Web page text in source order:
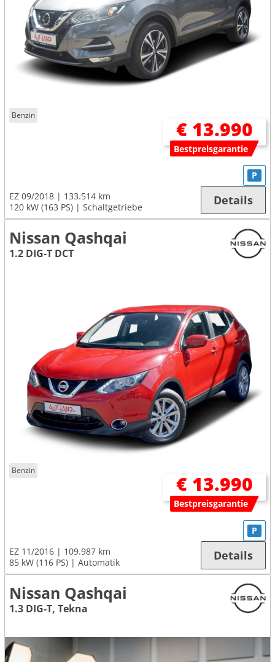
Benzin
€ 13.990
Bestpreisgarantie
EZ 09/2018
133.514 km
120 kW (163 PS)
Schaltgetriebe
P
Details
Nissan Qashqai
1.2 DIG-T DCT
Benzin
€ 13.990
Bestpreisgarantie
EZ 11/2016
109.987 km
85 kW (116 PS)
Automatik
P
Details
Nissan Qashqai
1.3 DIG-T, Tekna